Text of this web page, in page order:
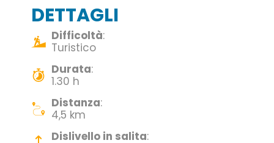
l’itinerario procede in salita con vista sul lago fino a
raggiungere il borgo medievale di Tassano.
L’itinerario prosegue lungo Via Camontaro e a
seguire Via Dosso; una mulattiera riconduce
velocemente a Via Mulini e alla Chiesa parrocchiale
di San Giorgio in prossimità del punto di partenza.
Come arrivare e dove
DETTAGLI
Difficoltà:
Turistico
Durata:
1.30 h
Distanza:
4,5 km
Dislivello in salita: